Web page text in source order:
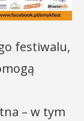
festiwalu,
– w tym